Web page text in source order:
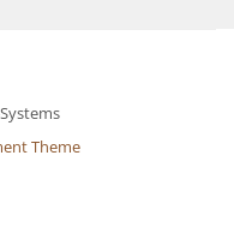
Theme